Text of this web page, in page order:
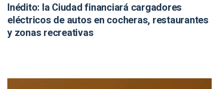
Inédito: la Ciudad financiará cargadores
eléctricos de autos en cocheras, restaurantes
y zonas recreativas